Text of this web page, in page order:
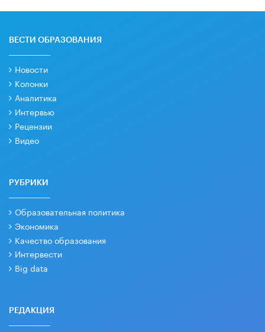
ВЕСТИ ОБРАЗОВАНИЯ
Новости
Колонки
Аналитика
Интервью
Рецензии
Видео
РУБРИКИ
Образовательная политика
Экономика
Качество образования
Интервести
Big data
РЕДАКЦИЯ